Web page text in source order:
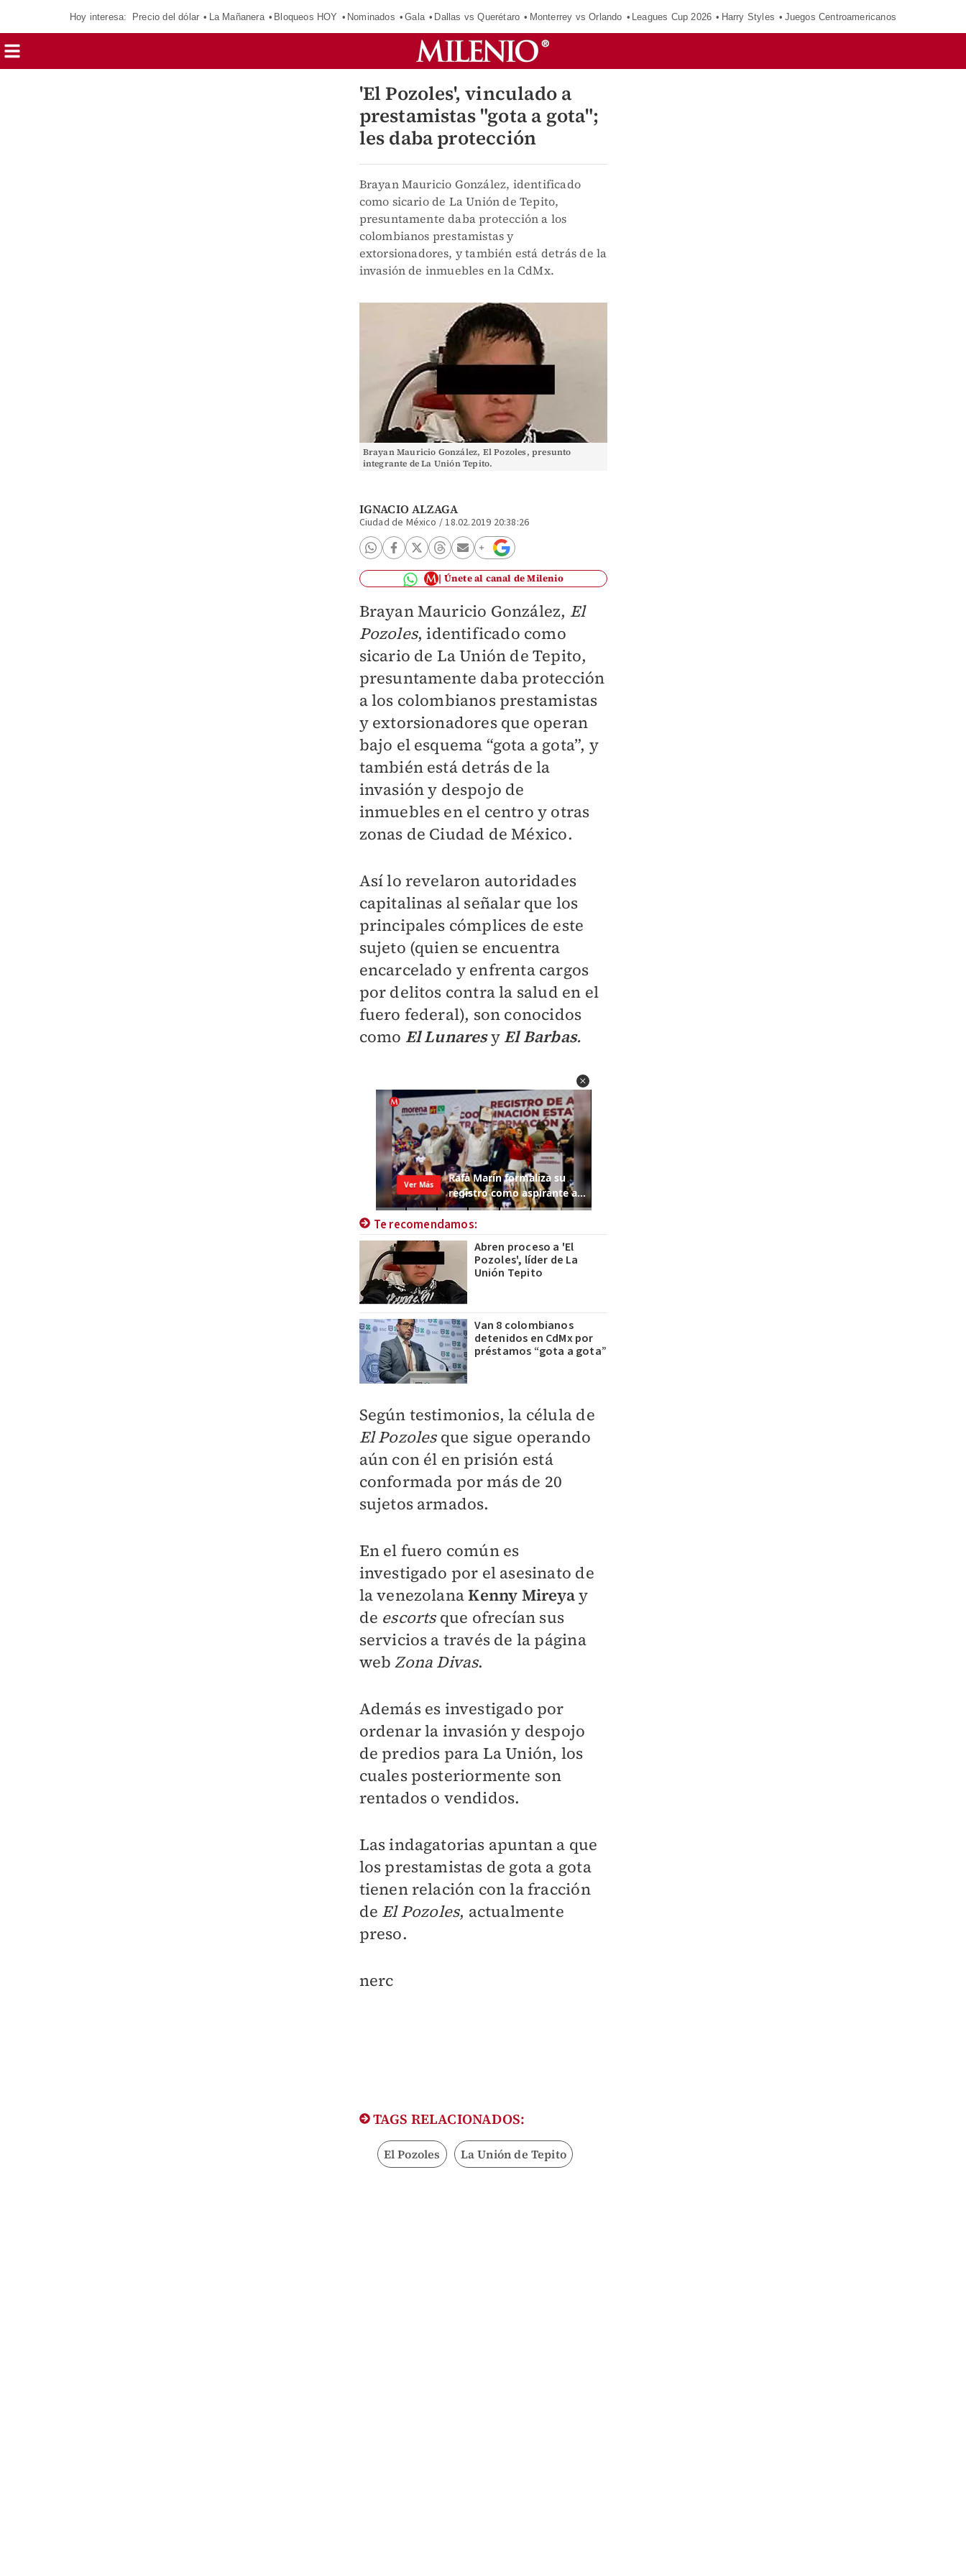
Hoy interesa: Precio del dólar La Mañanera Bloqueos HOY Nominados Gala Dallas vs Querétaro Monterrey vs Orlando Leagues Cup 2026 Harry Styles Juegos Centroamericanos
'El Pozoles', vinculado a
prestamistas "gota a gota";
les daba protección
Brayan Mauricio González, identificado
como sicario de La Unión de Tepito,
presuntamente daba protección a los
colombianos prestamistas y
extorsionadores, y también está detrás de la
invasión de inmuebles en la CdMx.
Brayan Mauricio González, El Pozoles, presunto
integrante de La Unión Tepito.
IGNACIO ALZAGA
Ciudad de México /18.02.2019 20:38:26
Únete al canal de Milenio
Brayan Mauricio González, El
Pozoles, identificado como
sicario de La Unión de Tepito,
presuntamente daba protección
a los colombianos prestamistas
y extorsionadoresque operan
bajo el esquema “gota a gota”, y
también está detrás de la
invasión y despojo de
inmuebles en el centro y otras
zonas de Ciudad de México.
Así lo revelaron autoridades
capitalinas al señalar que los
principales cómplices de este
sujeto (quien se encuentra
encarcelado y enfrenta cargos
por delitos contra la salud en el
fuero federal), son conocidos
como El Lunaresy El Barbas.
Te recomendamos:
Abren proceso a 'El
Pozoles', líder de La
Unión Tepito
Van 8 colombianos
detenidos en CdMx por
préstamos “gota a gota”
Según testimonios, la célula de
El Pozolesque sigue operando
aún con él en prisión está
conformada por más de 20
sujetos armados.
En el fuero común es
investigado por el asesinato de
la venezolanaKenny Mireyay
de escorts que ofrecían sus
servicios a través de la página
webZona Divas.
Ademáses investigado por
ordenar la invasión y despojo
de predios para La Unión, los
cuales posteriormente son
rentados o vendidos.
Las indagatorias apuntan a que
los prestamistas de gota a gota
tienen relación con la fracción
de El Pozoles, actualmente
preso.
nerc
TAGS RELACIONADOS:
El Pozoles La Unión de Tepito